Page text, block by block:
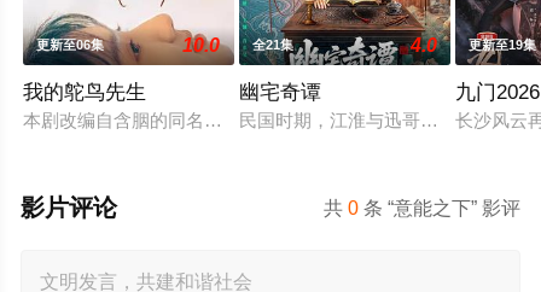
更新至06集 10.0
我的鸵鸟先生
本剧改编自含胭的同名小说，讲述了邻家女孩庞倩（苏晓彤 饰
全21集 4.0
幽宅奇谭
民国时期，江淮与迅哥组成说书班子
更新至19集
九门2026
长沙风云
共0 条 “意能之下” 影评
影片评论